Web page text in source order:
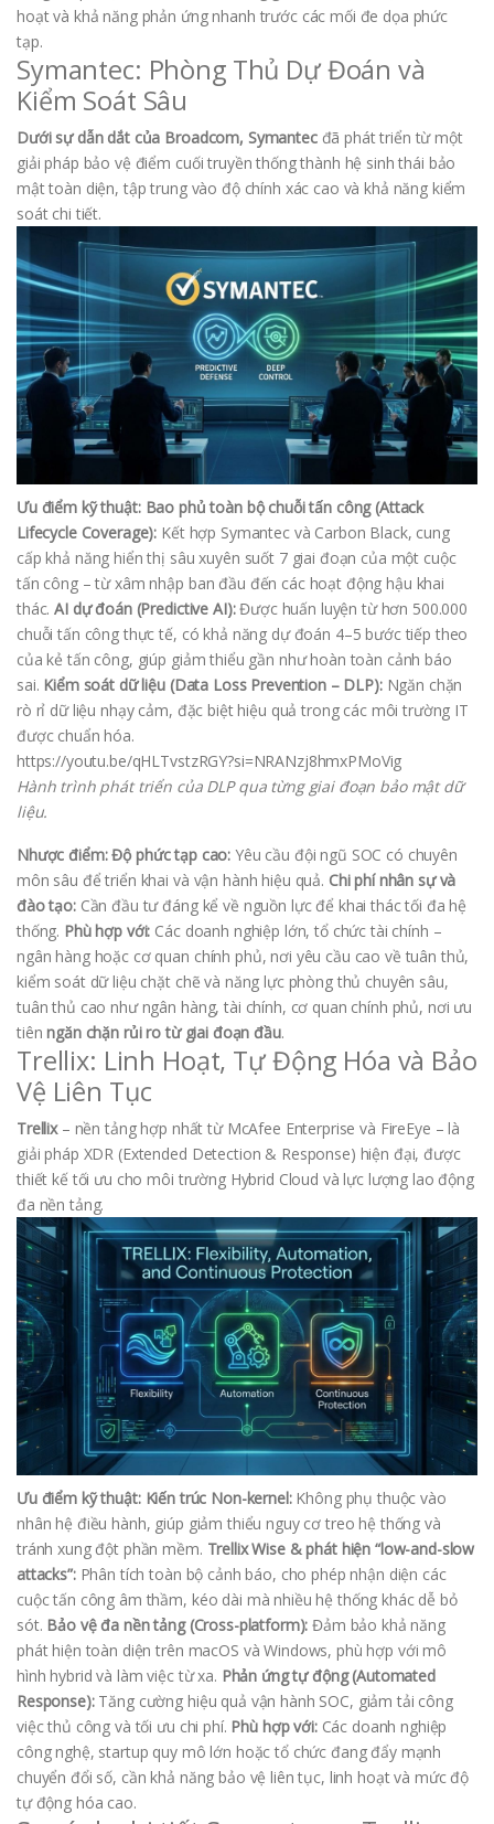
hoạt và khả năng phản ứng nhanh trước các mối đe dọa phức
tạp.
Symantec: Phòng Thủ Dự Đoán và
Kiểm Soát Sâu
Dưới sự dẫn dắt của Broadcom, Symantecđã phát triển từ một
giải pháp bảo vệ điểm cuối truyền thống thành hệ sinh thái bảo
mật toàn diện, tập trung vào độ chính xác cao và khả năng kiểm
soát chi tiết.
Ưu điểm kỹ thuật: Bao phủ toàn bộ chuỗi tấn công (Attack
Lifecycle Coverage): Kết hợp Symantec và Carbon Black, cung
cấp khả năng hiển thị sâu xuyên suốt 7 giai đoạn của một cuộc
tấn công – từ xâm nhập ban đầu đến các hoạt động hậu khai
thác.AI dự đoán (Predictive AI):Được huấn luyện từ hơn 500.000
chuỗi tấn công thực tế, có khả năng dự đoán 4–5 bước tiếp theo
của kẻ tấn công, giúp giảm thiểu gần như hoàn toàn cảnh báo
sai. Kiểm soát dữ liệu (Data Loss Prevention – DLP):Ngăn chặn
rò rỉ dữ liệu nhạy cảm, đặc biệt hiệu quả trong các môi trường IT
được chuẩn hóa.
https://youtu.be/qHLTvstzRGY?si=NRANzj8hmxPMoVig
Hành trình phát triển của DLP qua từng giai đoạn bảo mật dữ
liệu.
Nhược điểm: Độ phức tạp cao: Yêu cầu đội ngũ SOC có chuyên
môn sâu để triển khai và vận hành hiệu quả. Chi phí nhân sự và
đào tạo:Cần đầu tư đáng kể về nguồn lực để khai thác tối đa hệ
thống. Phù hợp với: Các doanh nghiệp lớn, tổ chức tài chính –
ngân hàng hoặc cơ quan chính phủ, nơi yêu cầu cao về tuân thủ,
kiểm soát dữ liệu chặt chẽ và năng lực phòng thủ chuyên sâu,
tuân thủ cao như ngân hàng, tài chính, cơ quan chính phủ, nơi ưu
tiênngăn chặn rủi ro từ giai đoạn đầu.
Trellix: Linh Hoạt, Tự Động Hóa và Bảo
Vệ Liên Tục
Trellix– nền tảng hợp nhất từ McAfee Enterprise và FireEye – là
giải pháp XDR (Extended Detection & Response) hiện đại, được
thiết kế tối ưu cho môi trường Hybrid Cloud và lực lượng lao động
đa nền tảng.
Ưu điểm kỹ thuật: Kiến trúc Non-kernel:Không phụ thuộc vào
nhân hệ điều hành, giúp giảm thiểu nguy cơ treo hệ thống và
tránh xung đột phần mềm. Trellix Wise & phát hiện “low-and-slow
attacks”:Phân tích toàn bộ cảnh báo, cho phép nhận diện các
cuộc tấn công âm thầm, kéo dài mà nhiều hệ thống khác dễ bỏ
sót. Bảo vệ đa nền tảng (Cross-platform): Đảm bảo khả năng
phát hiện toàn diện trên macOS và Windows, phù hợp với mô
hình hybrid và làm việc từ xa. Phản ứng tự động (Automated
Response):Tăng cường hiệu quả vận hành SOC, giảm tải công
việc thủ công và tối ưu chi phí. Phù hợp với:Các doanh nghiệp
công nghệ, startup quy mô lớn hoặc tổ chức đang đẩy mạnh
chuyển đổi số, cần khả năng bảo vệ liên tục, linh hoạt và mức độ
tự động hóa cao.